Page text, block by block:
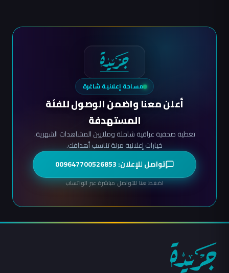
مساحة إعلانية شاغرة
أعلن معنا واضمن الوصول للفئة
المستهدفة
تغطية صحفية عراقية شاملة وملايين المشاهدات الشهرية.
خيارات إعلانية مرنة تناسب أهدافك.
تواصل للإعلان: 009647700526853
اضغط هنا للتواصل مباشرة عبر الواتساب